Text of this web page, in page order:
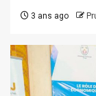
3 ans ago